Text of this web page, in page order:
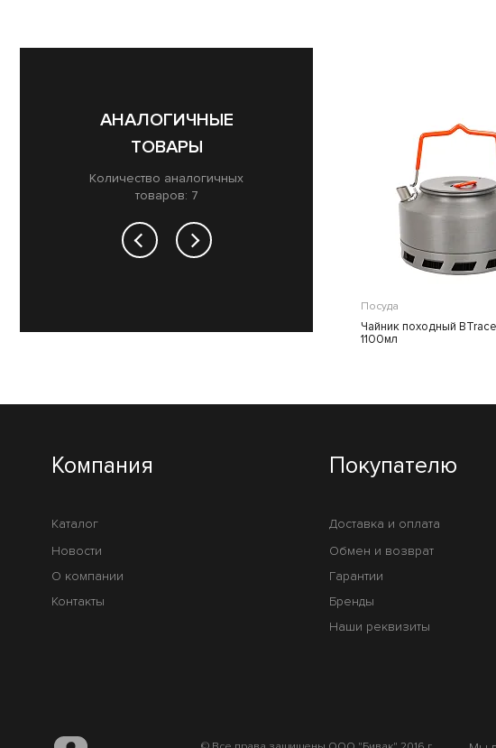
АНАЛОГИЧНЫЕ
ТОВАРЫ
Количество аналогичных
товаров: 7
Посуда
Чайник походный
1100мл
Компания
Каталог
Новости
О компании
Контакты
Покупателю
Доставка и оплата
Обмен и возврат
Гарантии
Бренды
Наши реквизиты